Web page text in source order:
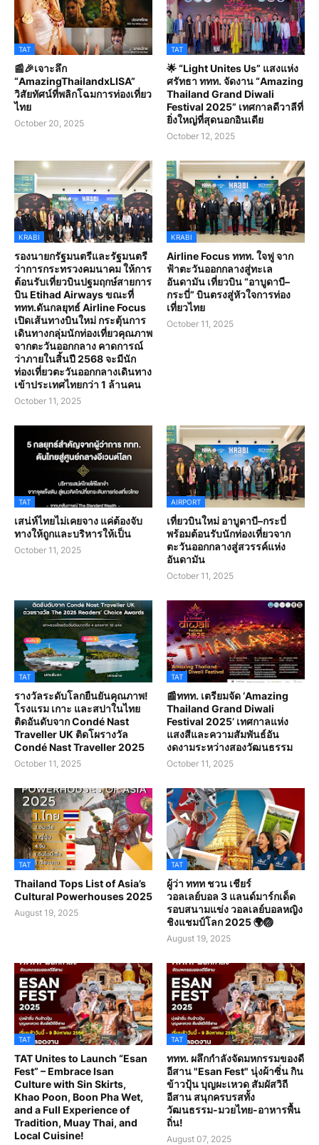
TAT
📰🎉เจาะลึก
“AmazingThailandxLISA”
วิสัยทัศน์ที่พลิกโฉมการท่องเที่ยว
ไทย
October 20, 2025
TAT
🌟 “Light Unites Us” แสงแห่ง
ศรัทธา ททท. จัดงาน “Amazing
Thailand Grand Diwali
Festival 2025” เทศกาลดีวาลีที่
ยิ่งใหญ่ที่สุดนอกอินเดีย
October 12, 2025
KRABI
รองนายกรัฐมนตรีและรัฐมนตรี
ว่าการกระทรวงคมนาคม ให้การ
ต้อนรับเที่ยวบินปฐมฤกษ์สายการ
บิน Etihad Airways ขณะที่
ททท.ดันกลยุทธ์ Airline Focus
เปิดเส้นทางบินใหม่ กระตุ้นการ
เดินทางกลุ่มนักท่องเที่ยวคุณภาพ
จากตะวันออกกลาง คาดการณ์
ว่าภายในสิ้นปี 2568 จะมีนัก
ท่องเที่ยวตะวันออกกลางเดินทาง
เข้าประเทศไทยกว่า 1 ล้านคน
October 11, 2025
KRABI
Airline Focus ททท. ใจฟู จาก
ฟ้าตะวันออกกลางสู่ทะเล
อันดามัน เที่ยวบิน “อาบูดาบี–
กระบี่” บินตรงสู่หัวใจการท่อง
เที่ยวไทย
October 11, 2025
TAT
เสน่ห์ไทยไม่เคยจาง แค่ต้องจับ
ทางให้ถูกและบริหารให้เป็น
October 11, 2025
AIRPORT
เที่ยวบินใหม่ อาบูดาบี–กระบี่
พร้อมต้อนรับนักท่องเที่ยวจาก
ตะวันออกกลางสู่สวรรค์แห่ง
อันดามัน
October 11, 2025
TAT
รางวัลระดับโลกยืนยันคุณภาพ!
โรงแรม เกาะ และสปาในไทย
ติดอันดับจาก Condé Nast
Traveller UK ติดโผรางวัล
Condé Nast Traveller 2025
October 11, 2025
TAT
📰ททท. เตรียมจัด ‘Amazing
Thailand Grand Diwali
Festival 2025’ เทศกาลแห่ง
แสงสีและความสัมพันธ์อัน
งดงามระหว่างสองวัฒนธรรม
October 11, 2025
TAT
Thailand Tops List of Asia’s
Cultural Powerhouses 2025
August 19, 2025
TAT
ผู้ว่า ททท ชวน เชียร์
วอลเลย์บอล 3 แลนด์มาร์กเด็ด
รอบสนามแข่ง วอลเลย์บอลหญิง
ชิงแชมป์โลก 2025 🌍🏐
August 19, 2025
TAT
TAT Unites to Launch “Esan
Fest” – Embrace Isan
Culture with Sin Skirts,
Khao Poon, Boon Pha Wet,
and a Full Experience of
Tradition, Muay Thai, and
Local Cuisine!
TAT
ททท. ผลึกกำลังจัดมหกรรมของดี
อีสาน "Esan Fest" นุ่งผ้าซิ่น กิน
ข้าวปุ้น บุญผะเหวด สัมผัสวิถี
อีสาน สนุกครบรสทั้ง
วัฒนธรรม-มวยไทย-อาหารพื้น
ถิ่น!
August 07, 2025